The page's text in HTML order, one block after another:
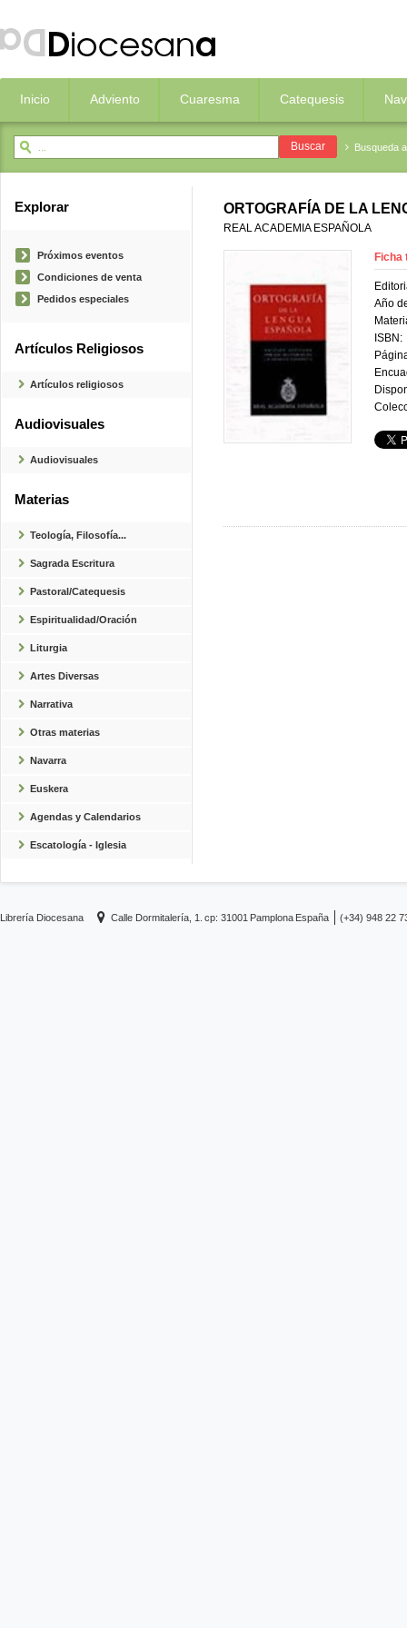
Inicio Adviento Cuaresma Catequesis
Busqueda
Explorar
Próximos eventos
Condiciones de venta
Pedidos especiales
Artículos Religiosos
Artículos religiosos
Audiovisuales
Audiovisuales
Materias
Teología, Filosofía...
Sagrada Escritura
Pastoral/Catequesis
Espiritualidad/Oración
Liturgia
Artes Diversas
Narrativa
Otras materias
Navarra
Euskera
Agendas y Calendarios
Escatología - Iglesia
ORTOGRAFÍA DE LA
REAL ACADEMIA ESPAÑOLA
Ficha
Año
ISBN:
Librería Diocesana Calle Dormitalería, 1. cp: 31001 Pamplona España (+34) 948 22